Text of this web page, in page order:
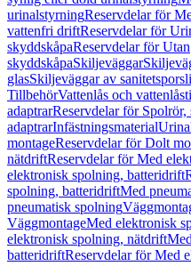
urinalstyrningReservdelar för
vattenfri driftReservdelar för
skyddskåpaReservdelar för Utan
skyddskåpaSkiljeväggar
glasSkiljeväggar av
TillbehörVattenlås och
adaptrarReservdelar för Spolrör,
adaptrarInfästningsmaterial
montageReservdelar för Dolt
nätdriftReservdelar för Med
elektronisk spolning, batteridrift
spolning, batteridriftMed
pneumatisk spolning
VäggmontageMed elektronisk
elektronisk spolning, nätdrift
batteridriftReservdelar för Med